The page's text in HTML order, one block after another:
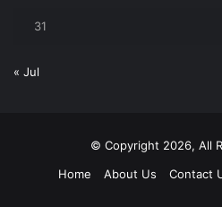
31
« Jul
© Copyright 2026, All
Home
About Us Contact